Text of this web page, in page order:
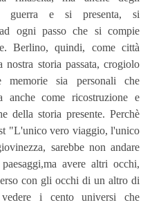
guerra e si presenta, si
ad ogni passo che si compie
Berlino, quindi, come città
nostra storia passata, crogiolo
sia personali che
anche come ricostruzione e
della storia presente. Perchè
"L'unico vero viaggio, l'unico
sarebbe non andare
avere altri occhi,
con gli occhi di un altro di
i cento universi che